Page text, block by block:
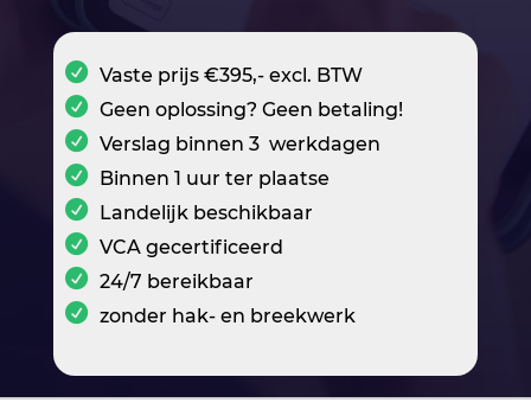
Vaste prijs €395,- excl. BTW
Geen oplossing? Geen betaling!
Verslag binnen 3 werkdagen
Binnen 1 uur ter plaatse
Landelijk beschikbaar
VCA gecertificeerd
24/7 bereikbaar
zonder hak- en breekwerk